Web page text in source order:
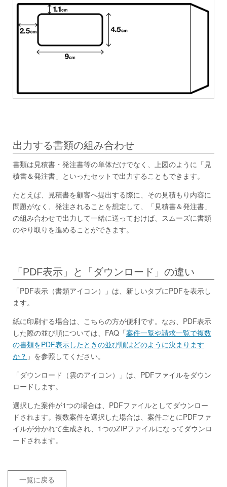
出力する書類の組み合わせ
書類は見積書・発注書等の単体だけでなく、上図のように「見
積書＆発注書」といったセットで出力することもできます。
たとえば、見積書を顧客へ提出する際に、その見積もり内容に
問題がなく、発注されることを想定して、「見積書＆発注書」
の組み合わせで出力して一緒に送っておけば、スムーズに書類
のやり取りを進めることができます。
「PDF表示」と「ダウンロード」の違い
「PDF表示（書類アイコン）」は、新しいタブにPDFを表示し
ます。
紙に印刷する場合は、こちらの方が便利です。なお、PDF表示
した際の並び順については、FAQ「案件一覧や請求一覧で複数
の書類をPDF表示したときの並び順はどのように決まります
か？ 」を参照してください。
「ダウンロード（雲のアイコン）」は、PDFファイルをダウン
ロードします。
選択した案件が1つの場合は、PDFファイルとしてダウンロー
ドされます。複数案件を選択した場合は、案件ごとにPDFファ
イルが分かれて生成され、1つのZIPファイルになってダウンロ
ードされます。
一覧に戻る